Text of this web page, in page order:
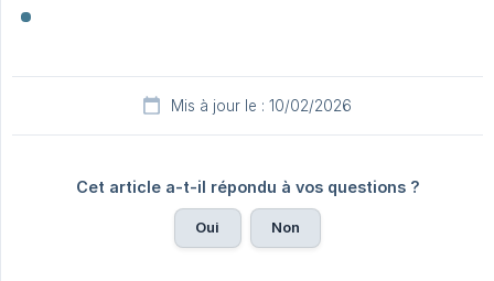
Mis à jour le : 10/02/2026
Cet article a-t-il répondu à vos questions ?
Oui Non